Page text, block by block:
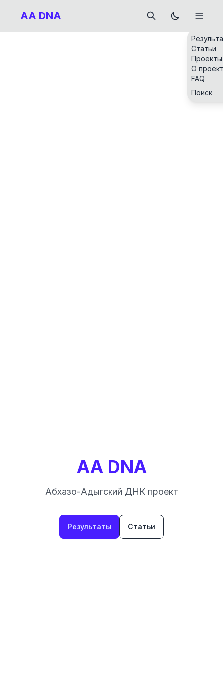
AA DNA
Статьи
Проекты
О
FAQ
Поиск
AA DNA
Абхазо-Адыгский ДНК проект
Результаты Статьи